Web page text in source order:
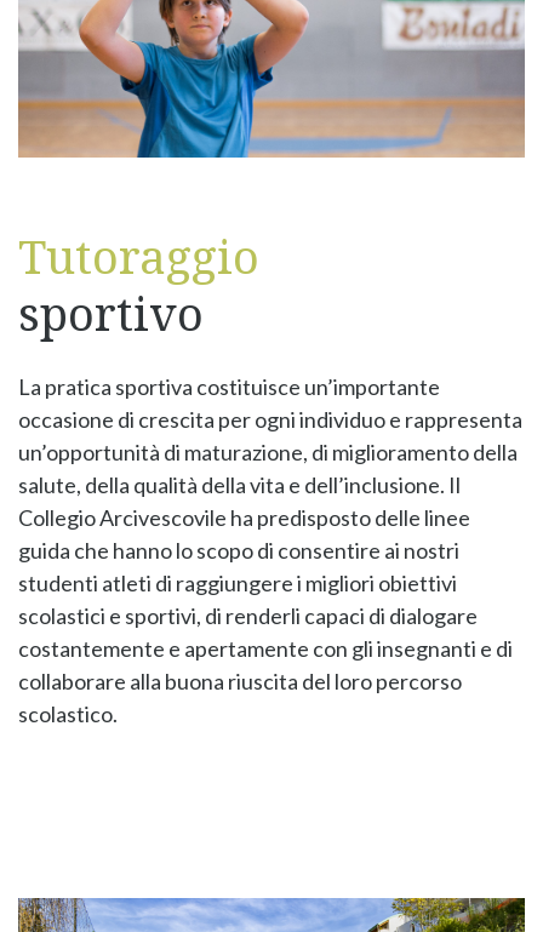
Tutoraggio
sportivo
La pratica sportiva costituisce un’importante
occasione di crescita per ogni individuo e rappresenta
un’opportunità di maturazione, di miglioramento della
salute, della qualità della vita e dell’inclusione. Il
Collegio Arcivescovile ha predisposto delle linee
guida che hanno lo scopo di consentire ai nostri
studenti atleti di raggiungere i migliori obiettivi
scolastici e sportivi, di renderli capaci di dialogare
costantemente e apertamente con gli insegnanti e di
collaborare alla buona riuscita del loro percorso
scolastico.